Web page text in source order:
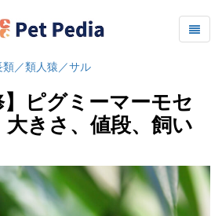
類／類人猿／サル
】ピグミーマーモセ
大きさ、値段、飼い